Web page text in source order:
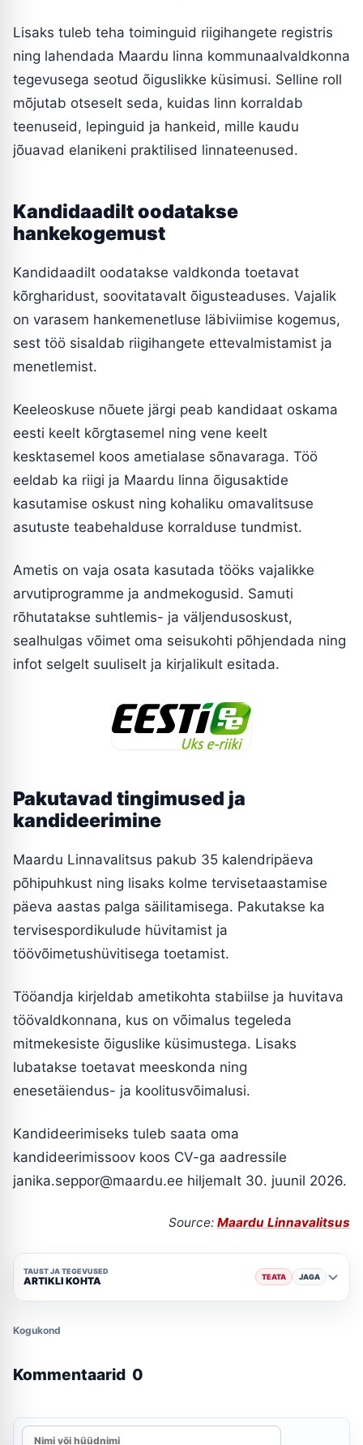
Lisaks tuleb teha toiminguid riigihangete registris
ning lahendada Maardu linna kommunaalvaldkonna
tegevusega seotud õiguslikke küsimusi. Selline roll
mõjutab otseselt seda, kuidas linn korraldab
teenuseid, lepinguid ja hankeid, mille kaudu
jõuavad elanikeni praktilised linnateenused.
Kandidaadilt oodatakse
hankekogemust
Kandidaadilt oodatakse valdkonda toetavat
kõrgharidust, soovitatavalt õigusteaduses. Vajalik
on varasem hankemenetluse läbiviimise kogemus,
sest töö sisaldab riigihangete ettevalmistamist ja
menetlemist.
Keeleoskuse nõuete järgi peab kandidaat oskama
eesti keelt kõrgtasemel ning vene keelt
kesktasemel koos ametialase sõnavaraga. Töö
eeldab ka riigi ja Maardu linna õigusaktide
kasutamise oskust ning kohaliku omavalitsuse
asutuste teabehalduse korralduse tundmist.
Ametis on vaja osata kasutada tööks vajalikke
arvutiprogramme ja andmekogusid. Samuti
rõhutatakse suhtlemis- ja väljendusoskust,
sealhulgas võimet oma seisukohti põhjendada ning
infot selgelt suuliselt ja kirjalikult esitada.
Pakutavad tingimused ja
kandideerimine
Maardu Linnavalitsus pakub 35 kalendripäeva
põhipuhkust ning lisaks kolme tervisetaastamise
päeva aastas palga säilitamisega. Pakutakse ka
tervisespordikulude hüvitamist ja
töövõimetushüvitisega toetamist.
Tööandja kirjeldab ametikohta stabiilse ja huvitava
töövaldkonnana, kus on võimalus tegeleda
mitmekesiste õiguslike küsimustega. Lisaks
lubatakse toetavat meeskonda ning
enesetäiendus- ja koolitusvõimalusi.
Kandideerimiseks tuleb saata oma
kandideerimissoov koos CV-ga aadressile
janika.seppor@maardu.ee hiljemalt 30. juunil 2026.
Source: Maardu Linnavalitsus
TAUST JA TEGEVUSED
ARTIKLI KOHTA TEATA JAGA
Kogukond
Kommentaarid 0